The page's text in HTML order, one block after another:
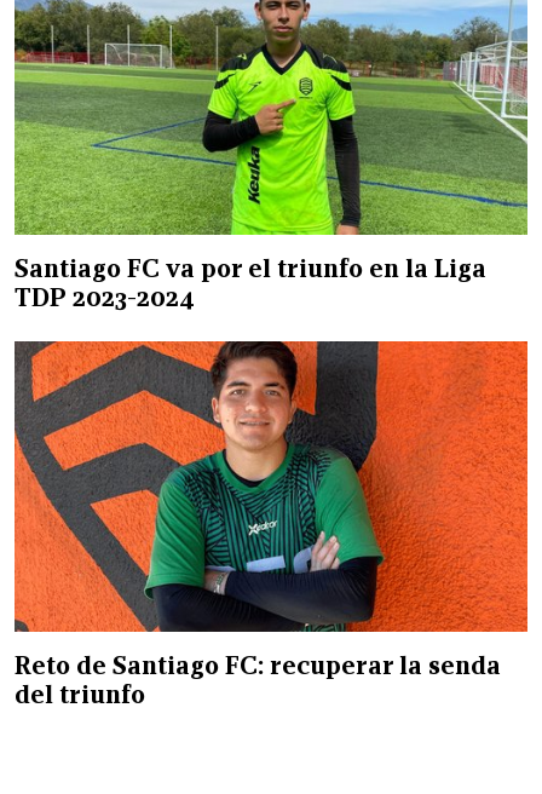
Santiago FC va por el triunfo en la Liga
TDP 2023-2024
Reto de Santiago FC: recuperar la senda
del triunfo